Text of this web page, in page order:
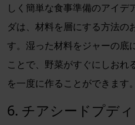
しく簡単な食事準備のアイデ
ダは、材料を層にする方法の
す。湿った材料をジャーの底
ことで、野菜がすぐにしおれ
を一度に作ることができます。
6. チアシードプデ